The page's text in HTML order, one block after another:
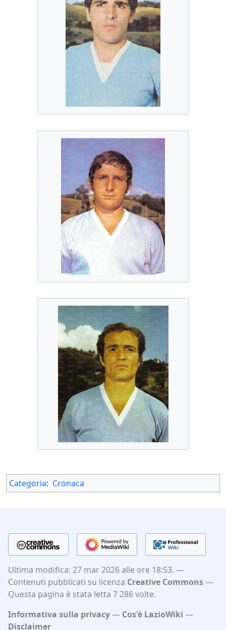
Categoria: Cronaca
Ultima modifica: 27 mar 2026 alle ore 18:53.
Contenuti pubblicati su licenza Creative Commons
Questa pagina è stata letta 7 286 volte.
Informativa sulla privacy
Cos'è LazioWiki
Disclaimer